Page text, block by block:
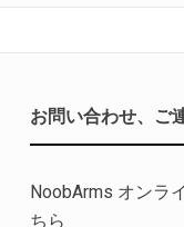
お問い合わせ、ご
NoobArms オンラ
ちら